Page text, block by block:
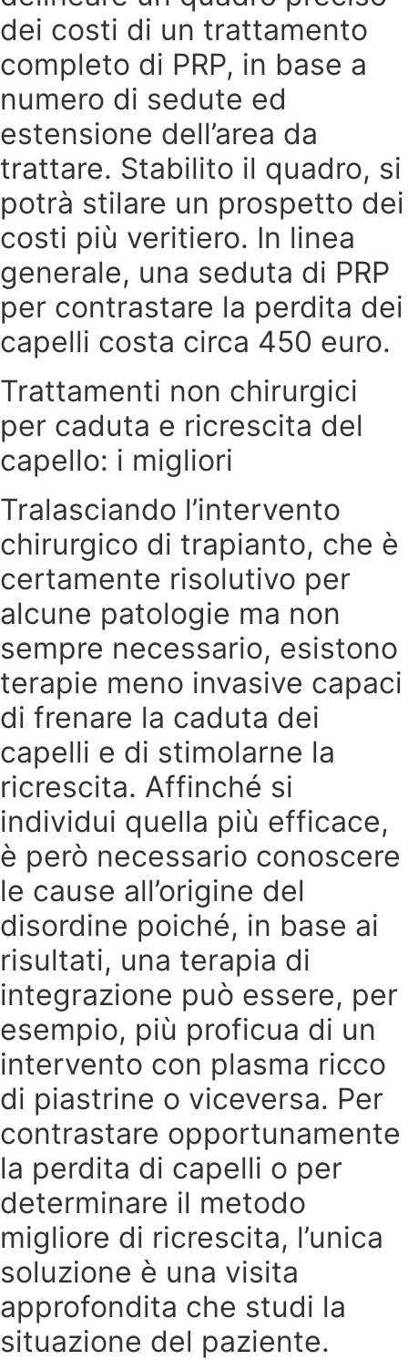
dei costi di un trattamento
completo di PRP, in base a
numero di sedute ed
estensione dell’area da
trattare. Stabilito il quadro, si
potrà stilare un prospetto dei
costi più veritiero. In linea
generale, una seduta di PRP
per contrastare la perdita dei
capelli costa circa 450 euro.
Trattamenti non chirurgici
per caduta e ricrescita del
capello: i migliori
Tralasciando l’intervento
chirurgico di trapianto, che è
certamente risolutivo per
alcune patologie ma non
sempre necessario, esistono
terapie meno invasive capaci
di frenare la caduta dei
capelli e di stimolarne la
ricrescita. Affinché si
individui quella più efficace,
è però necessario conoscere
le cause all’origine del
disordine poiché, in base ai
risultati, una terapia di
integrazione può essere, per
esempio, più proficua di un
intervento con plasma ricco
di piastrine o viceversa. Per
contrastare opportunamente
la perdita di capelli o per
determinare il metodo
migliore di ricrescita, l’unica
soluzione è una visita
approfondita che studi la
situazione del paziente.